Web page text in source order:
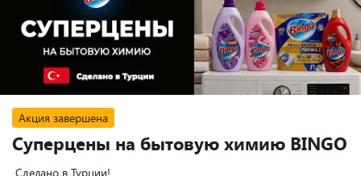
Акция завершена
Суперцены на бытовую химию BINGO